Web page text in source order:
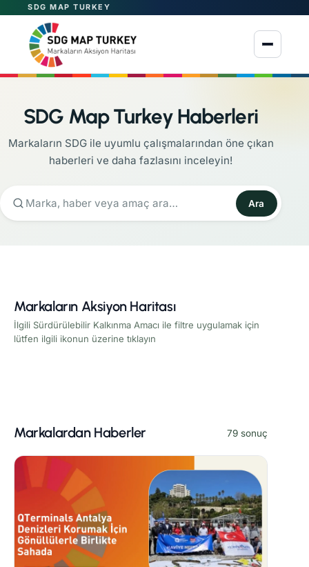
SDG MAP TURKEY
Menüyü aç
SDG Map Turkey Haberleri
Markaların SDG ile uyumlu çalışmalarından öne çıkan
haberleri ve daha fazlasını inceleyin!
Ara
Markaların Aksiyon Haritası
İlgili Sürdürülebilir Kalkınma Amacı ile filtre uygulamak için
lütfen ilgili ikonun üzerine tıklayın
Markalardan Haberler 79 sonuç